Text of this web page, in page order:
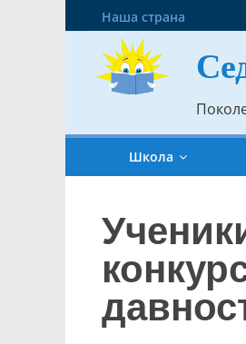
Наша страна
Школа